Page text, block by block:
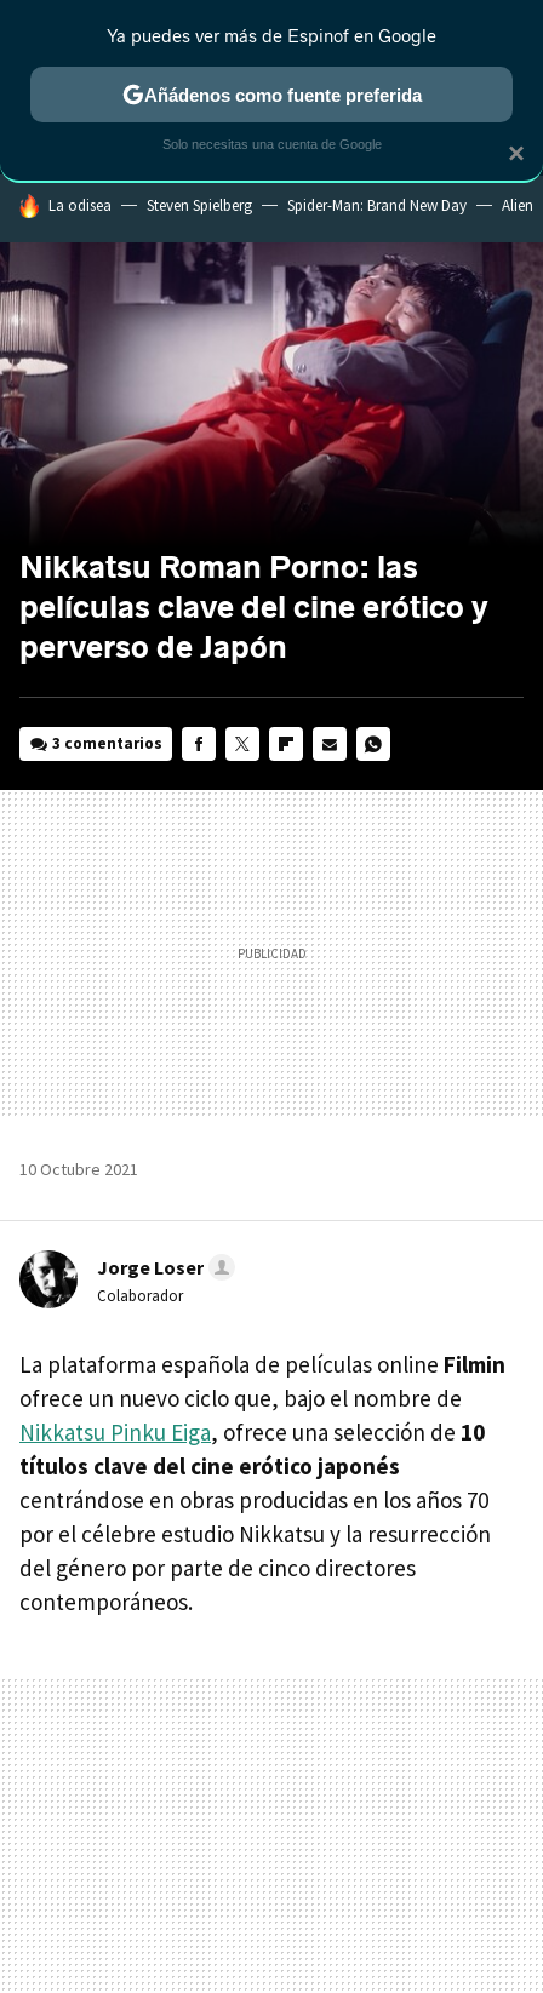
MENÚ NUEVO
ESTRENOS REALITY ANIME RANKINGS CINE
HOY SE HABLA DE
La odisea Steven Spielberg Spider-Man: Brand New Day Alien
Nikkatsu Roman Porno: las
películas clave del cine erótico y
perverso de Japón
3 comentarios
MAIL
10 Octubre 2021
Jorge Loser
Colaborador
La plataforma española de películas online Filmin
ofrece un nuevo ciclo que, bajo el nombre de
Nikkatsu Pinku Eiga, ofrece una selección de 10
títulos clave del cine erótico japonés
centrándose en obras producidas en los años 70
por el célebre estudio Nikkatsu y la resurrección
del género por parte de cinco directores
contemporáneos.
×
Ya puedes ver más de Espinof en Google
Añádenos como fuente preferida
Solo necesitas una cuenta de Google